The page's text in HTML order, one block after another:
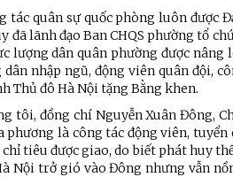
tác quân sự quốc phòng luôn được
đã lãnh đạo Ban CHQS phường tổ
lượng dân quân phường được
nhập ngũ, động viên quân đội,
Thủ đô Hà Nội tặng Bằng khen.
tôi, đồng chí Nguyễn Xuân Đông,
phương là công tác động viên,
tiêu được giao, do biết phát huy
Nội trở gió vào Đông nhưng vẫn